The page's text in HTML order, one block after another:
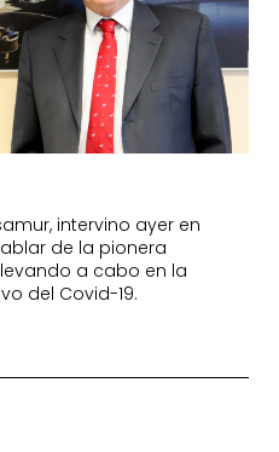
intervino ayer en
de la pionera
a cabo en la
del Covid-19.